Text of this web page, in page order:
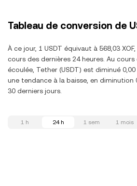
Tableau de conversion de
À ce jour, 1 USDT équivaut à 568,03
cours des dernières 24 heures. Au cours
écoulée, Tether (USDT) est diminué
une tendance à la baisse, en diminution
30 derniers jours.
1 h 24 h 1 sem 1 mois